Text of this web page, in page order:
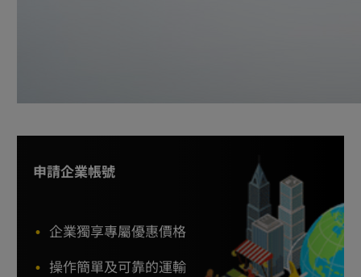
申請企業帳號
企業獨享專屬優惠價格
操作簡單及可靠的運輸